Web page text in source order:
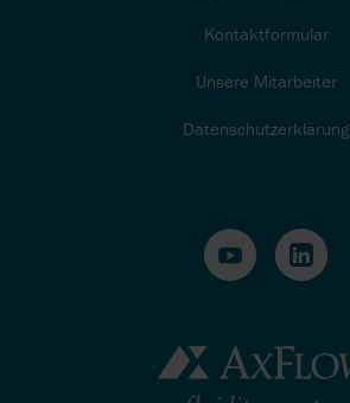
Kontaktformular
Unsere Mitarbeiter
Datenschutzerklärung